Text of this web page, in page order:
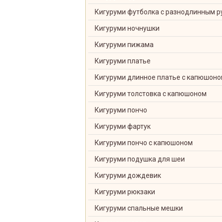
Кигуруми футболка с разнодлинным
Кигуруми ночнушки
Кигуруми пижама
Кигуруми платье
Кигуруми длинное платье с
Кигуруми толстовка с капюшоном
Кигуруми пончо
Кигуруми фартук
Кигуруми пончо с капюшоном
Кигуруми подушка для шеи
Кигуруми дождевик
Кигуруми рюкзаки
Кигуруми спальные мешки